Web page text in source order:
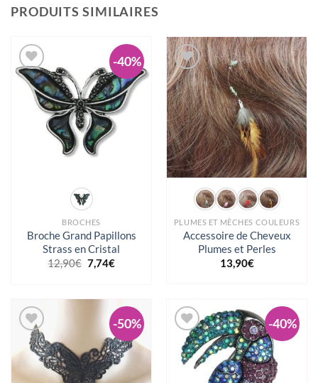
imagination…
EN SAVOIR PLUS
PRODUITS SIMILAIRES
-40%
Ajouter à la wishlist
BROCHES
Broche Grand Papillons
Strass en Cristal
12,90€ Le
prix
12,90€.
7,74€Le
7,74€.
Ajouter à la wishlist
PLUMES ET MÈCHES COULEURS
Accessoire de Cheveux
Plumes et Perles
13,90€
-50%
Ajouter à la wishlist
-40%
Ajouter à la wishlist